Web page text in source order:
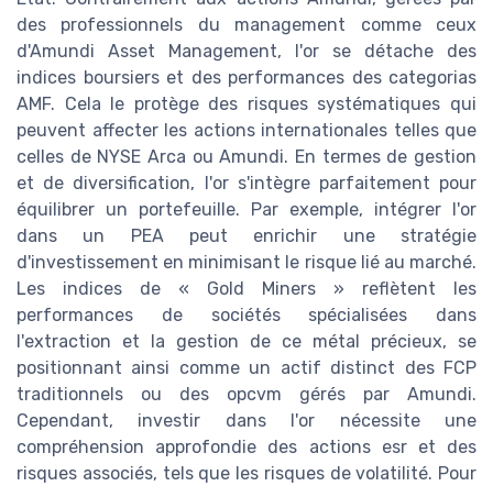
des professionnels du management comme ceux
d'Amundi Asset Management, l'or se détache des
indices boursiers et des performances des categorias
AMF. Cela le protège des risques systématiques qui
peuvent affecter les actions internationales telles que
celles de NYSE Arca ou Amundi. En termes de gestion
et de diversification, l'or s'intègre parfaitement pour
équilibrer un portefeuille. Par exemple, intégrer l'or
dans un PEA peut enrichir une stratégie
d'investissement en minimisant le risque lié au marché.
Les indices de « Gold Miners » reflètent les
performances de sociétés spécialisées dans
l'extraction et la gestion de ce métal précieux, se
positionnant ainsi comme un actif distinct des FCP
traditionnels ou des opcvm gérés par Amundi.
Cependant, investir dans l'or nécessite une
compréhension approfondie des actions esr et des
risques associés, tels que les risques de volatilité. Pour